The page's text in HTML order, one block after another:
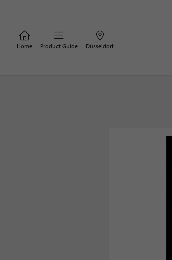
Home Product Guide Düsseldorf